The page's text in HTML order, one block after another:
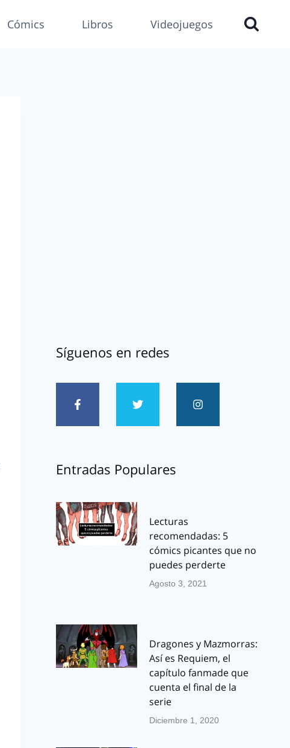
Cómics Libros Videojuegos
Síguenos en redes
Entradas Populares
Lecturas
recomendadas: 5
cómics picantes que no
puedes perderte
Agosto 3, 2021
Dragones y Mazmorras:
Así es Requiem, el
capítulo fanmade que
cuenta el final de la
serie
Diciembre 1, 2020